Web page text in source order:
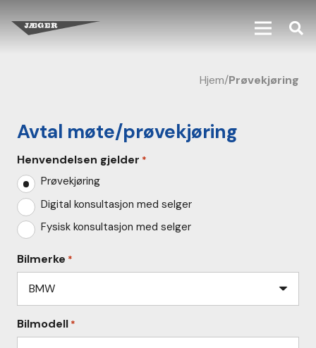
Hjem/Prøvekjøring
Avtal møte/prøvekjøring
Henvendelsen gjelder *
Prøvekjøring
Digital konsultasjon med selger
Fysisk konsultasjon med selger
Bilmerke *
Bilmodell *